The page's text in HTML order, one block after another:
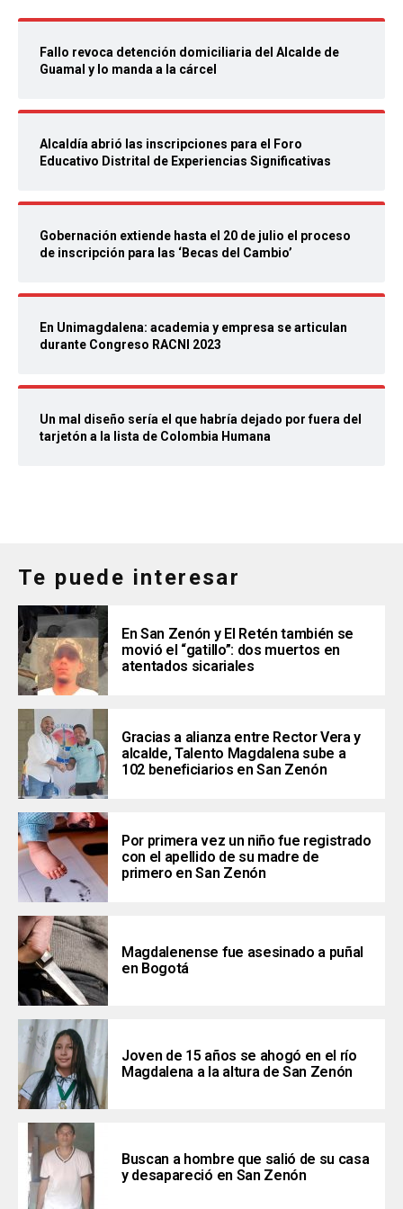
Fallo revoca detención domiciliaria del Alcalde de
Guamal y lo manda a la cárcel
Alcaldía abrió las inscripciones para el Foro
Educativo Distrital de Experiencias Significativas
Gobernación extiende hasta el 20 de julio el proceso
de inscripción para las ‘Becas del Cambio’
En Unimagdalena: academia y empresa se articulan
durante Congreso RACNI 2023
Un mal diseño sería el que habría dejado por fuera del
tarjetón a la lista de Colombia Humana
Te puede interesar
En San Zenón y El Retén también se
movió el “gatillo”: dos muertos en
atentados sicariales
Gracias a alianza entre Rector Vera y
alcalde, Talento Magdalena sube a
102 beneficiarios en San Zenón
Por primera vez un niño fue registrado
con el apellido de su madre de
primero en San Zenón
Magdalenense fue asesinado a puñal
en Bogotá
Joven de 15 años se ahogó en el río
Magdalena a la altura de San Zenón
Buscan a hombre que salió de su casa
y desapareció en San Zenón